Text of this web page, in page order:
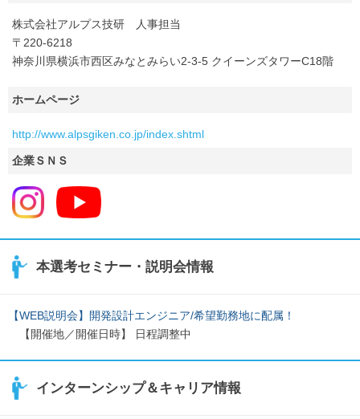
株式会社アルプス技研 人事担当
〒220-6218
神奈川県横浜市西区みなとみらい2-3-5 クイーンズタワーC18階
ホームページ
http://www.alpsgiken.co.jp/index.shtml
企業ＳＮＳ
本選考セミナー・説明会情報
【WEB説明会】開発設計エンジニア/希望勤務地に配属！
【開催地／開催日時】 日程調整中
インターンシップ＆キャリア情報